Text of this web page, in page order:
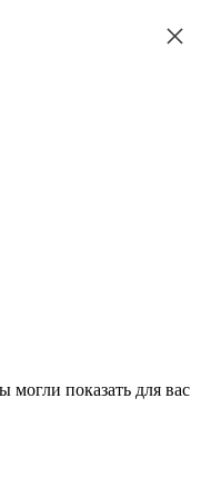
могли показать для вас